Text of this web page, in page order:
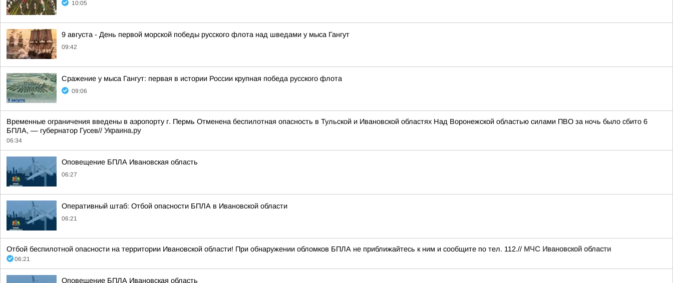
10:05
9 августа - День первой морской победы русского флота над шведами у мыса Гангут
09:42
Сражение у мыса Гангут: первая в истории России крупная победа русского флота
09:06
Временные ограничения введены в аэропорту г. Пермь Отменена беспилотная опасность в Тульской и Ивановской областях Над Воронежской областью силами ПВО за ночь было сбито 6
БПЛА, — губернатор Гусев// Украина.ру
06:34
Оповещение БПЛА Ивановская область
06:27
Оперативный штаб: Отбой опасности БПЛА в Ивановской области
06:21
Отбой беспилотной опасности на территории Ивановской области! При обнаружении обломков БПЛА не приближайтесь к ним и сообщите по тел. 112.// МЧС Ивановской области
06:21
Оповещение БПЛА Ивановская область